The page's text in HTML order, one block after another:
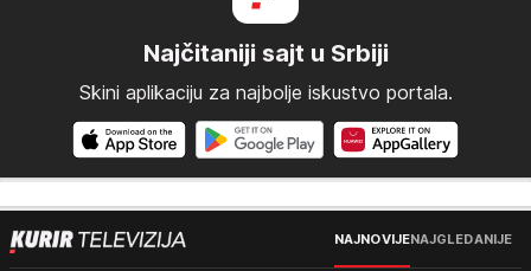
Najčitaniji sajt u Srbiji
Skini aplikaciju za najbolje iskustvo portala.
NAJNOVIJENAJGLEDANIJE